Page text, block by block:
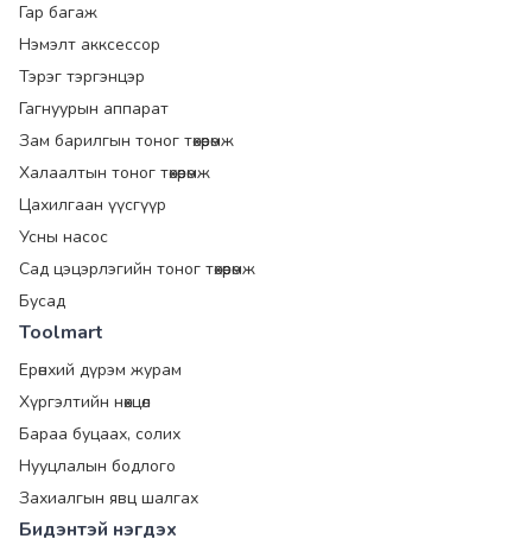
Гар багаж
Нэмэлт акксессор
Тэрэг тэргэнцэр
Гагнуурын аппарат
Зам барилгын тоног төхөөрөмж
Халаалтын тоног төхөөрөмж
Цахилгаан үүсгүүр
Усны насос
Сад цэцэрлэгийн тоног төхөөрөмж
Бусад
Toolmart
Ерөнхий дүрэм журам
Хүргэлтийн нөхцөл
Бараа буцаах, солих
Нууцлалын бодлого
Захиалгын явц шалгах
Бидэнтэй нэгдэх